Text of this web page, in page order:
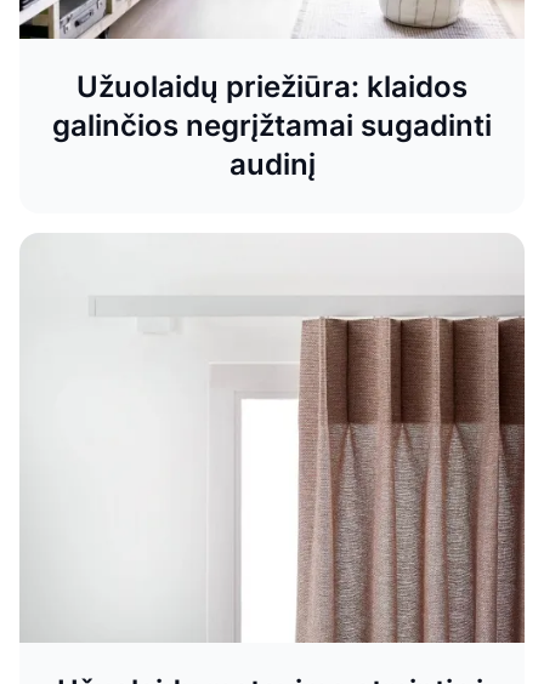
Užuolaidų priežiūra: klaidos
galinčios negrįžtamai sugadinti
audinį
namams. DOMUS LUMINA specialistai patars, išmatuos
langus ir padės pasirinkti stilingus sprendimus.